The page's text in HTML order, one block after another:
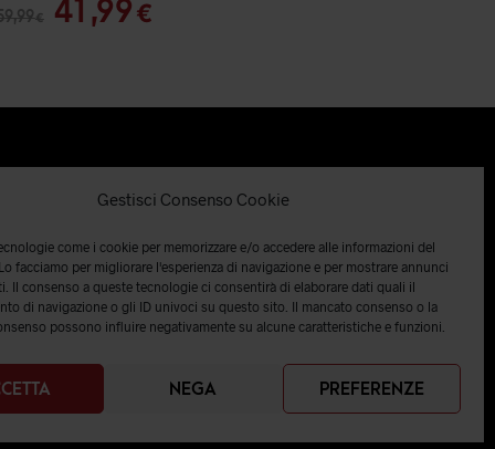
Gestisci Consenso Cookie
come i cookie per memorizzare e/o accedere alle informazioni del
facciamo per migliorare l'esperienza di navigazione e per mostrare annunci
Il consenso a queste tecnologie ci consentirà di elaborare dati quali il
di navigazione o gli ID univoci su questo sito. Il mancato consenso o la
possono influire negativamente su alcune caratteristiche e funzioni.
NEGA PREFERENZE
€
era:
41,99€
è: